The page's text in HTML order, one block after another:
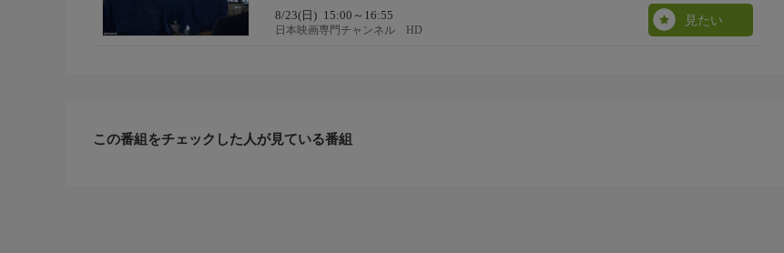
8/23(日) 15:00～16:55
日本映画専門チャンネル HD
見たい
この番組をチェックした人が見ている番組